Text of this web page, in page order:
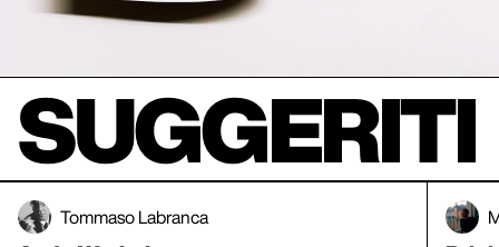
SUGGERITI
Tommaso Labranca